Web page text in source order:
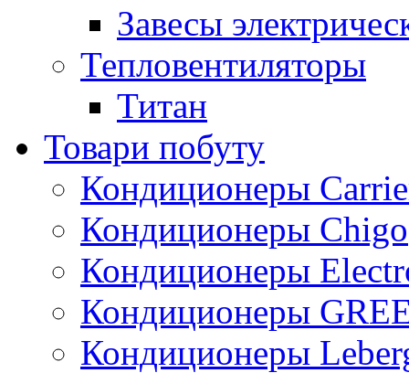
Завесы
Тепловентиляторы
Титан
Товари побуту
Кондиционеры
Кондиционеры Chigo
Кондиционеры
Кондиционеры
Кондиционеры